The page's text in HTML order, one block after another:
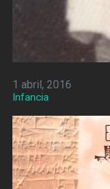
1 abril, 2016
Infancia